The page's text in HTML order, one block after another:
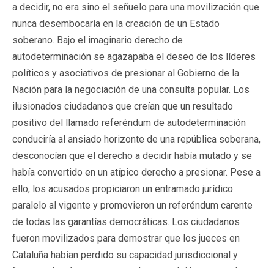
a decidir, no era sino el señuelo para una movilización que
nunca desembocaría en la creación de un Estado
soberano. Bajo el imaginario derecho de
autodeterminación se agazapaba el deseo de los líderes
políticos y asociativos de presionar al Gobierno de la
Nación para la negociación de una consulta popular. Los
ilusionados ciudadanos que creían que un resultado
positivo del llamado referéndum de autodeterminación
conduciría al ansiado horizonte de una república soberana,
desconocían que el derecho a decidir había mutado y se
había convertido en un atípico derecho a presionar. Pese a
ello, los acusados propiciaron un entramado jurídico
paralelo al vigente y promovieron un referéndum carente
de todas las garantías democráticas. Los ciudadanos
fueron movilizados para demostrar que los jueces en
Cataluña habían perdido su capacidad jurisdiccional y